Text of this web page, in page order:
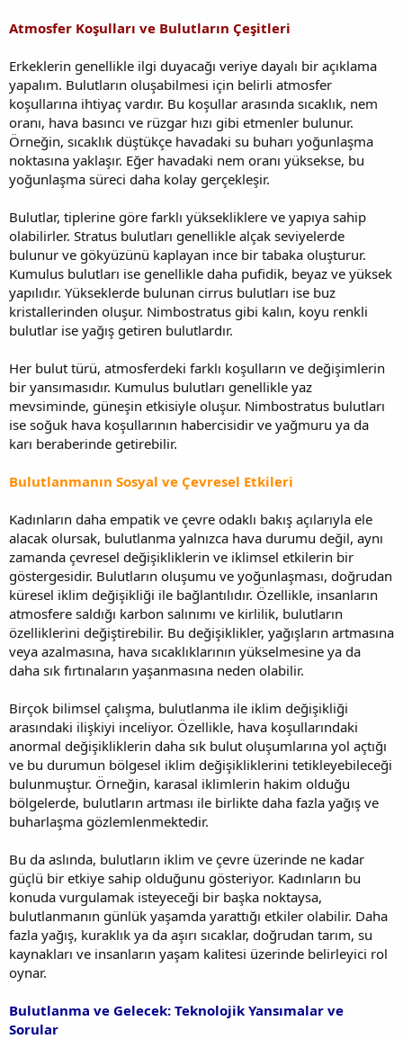
Atmosfer Koşulları ve Bulutların Çeşitleri
Erkeklerin genellikle ilgi duyacağı veriye dayalı bir açıklama
yapalım. Bulutların oluşabilmesi için belirli atmosfer
koşullarına ihtiyaç vardır. Bu koşullar arasında sıcaklık, nem
oranı, hava basıncı ve rüzgar hızı gibi etmenler bulunur.
Örneğin, sıcaklık düştükçe havadaki su buharı yoğunlaşma
noktasına yaklaşır. Eğer havadaki nem oranı yüksekse, bu
yoğunlaşma süreci daha kolay gerçekleşir.
Bulutlar, tiplerine göre farklı yüksekliklere ve yapıya sahip
olabilirler. Stratus bulutları genellikle alçak seviyelerde
bulunur ve gökyüzünü kaplayan ince bir tabaka oluşturur.
Kumulus bulutları ise genellikle daha pufidik, beyaz ve yüksek
yapılıdır. Yükseklerde bulunan cirrus bulutları ise buz
kristallerinden oluşur. Nimbostratus gibi kalın, koyu renkli
bulutlar ise yağış getiren bulutlardır.
Her bulut türü, atmosferdeki farklı koşulların ve değişimlerin
bir yansımasıdır. Kumulus bulutları genellikle yaz
mevsiminde, güneşin etkisiyle oluşur. Nimbostratus bulutları
ise soğuk hava koşullarının habercisidir ve yağmuru ya da
karı beraberinde getirebilir.
Bulutlanmanın Sosyal ve Çevresel Etkileri
Kadınların daha empatik ve çevre odaklı bakış açılarıyla ele
alacak olursak, bulutlanma yalnızca hava durumu değil, aynı
zamanda çevresel değişikliklerin ve iklimsel etkilerin bir
göstergesidir. Bulutların oluşumu ve yoğunlaşması, doğrudan
küresel iklim değişikliği ile bağlantılıdır. Özellikle, insanların
atmosfere saldığı karbon salınımı ve kirlilik, bulutların
özelliklerini değiştirebilir. Bu değişiklikler, yağışların artmasına
veya azalmasına, hava sıcaklıklarının yükselmesine ya da
daha sık fırtınaların yaşanmasına neden olabilir.
Birçok bilimsel çalışma, bulutlanma ile iklim değişikliği
arasındaki ilişkiyi inceliyor. Özellikle, hava koşullarındaki
anormal değişikliklerin daha sık bulut oluşumlarına yol açtığı
ve bu durumun bölgesel iklim değişikliklerini tetikleyebileceği
bulunmuştur. Örneğin, karasal iklimlerin hakim olduğu
bölgelerde, bulutların artması ile birlikte daha fazla yağış ve
buharlaşma gözlemlenmektedir.
Bu da aslında, bulutların iklim ve çevre üzerinde ne kadar
güçlü bir etkiye sahip olduğunu gösteriyor. Kadınların bu
konuda vurgulamak isteyeceği bir başka noktaysa,
bulutlanmanın günlük yaşamda yarattığı etkiler olabilir. Daha
fazla yağış, kuraklık ya da aşırı sıcaklar, doğrudan tarım, su
kaynakları ve insanların yaşam kalitesi üzerinde belirleyici rol
oynar.
Bulutlanma ve Gelecek: Teknolojik Yansımalar ve
Sorular